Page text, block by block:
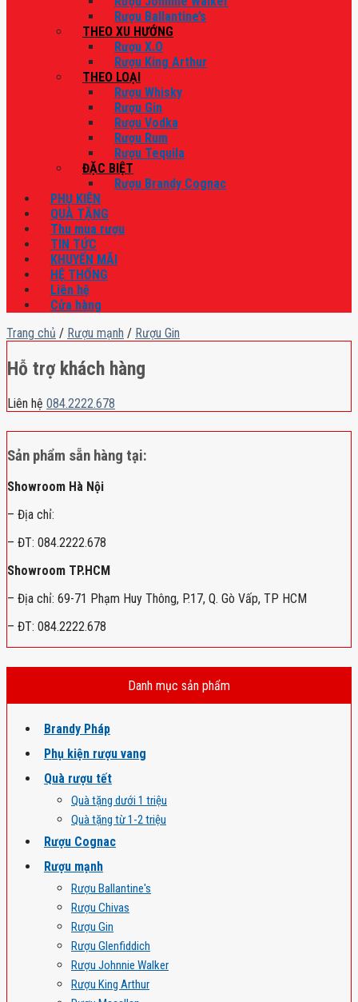
Rượu Ballantine’s
THEO XU HƯỚNG
Rượu X.O
Rượu King Arthur
THEO LOẠI
Rượu Whisky
Rượu Gin
Rượu Vodka
Rượu Rum
Rượu Tequila
ĐẶC BIỆT
Rượu Brandy Cognac
PHỤ KIỆN
QUÀ TẶNG
Thu mua rượu
TIN TỨC
KHUYẾN MÃI
HỆ THỐNG
Liên hệ
Cửa hàng
Trang chủ / Rượu mạnh / Rượu Gin
Hỗ trợ khách hàng
Liên hệ 084.2222.678
Sản phẩm sẵn hàng tại:
Showroom Hà Nội
– Địa chỉ:
– ĐT: 084.2222.678
Showroom TP.HCM
– Địa chỉ: 69-71 Phạm Huy Thông, P.17, Q. Gò Vấp, TP HCM
– ĐT: 084.2222.678
Danh mục sản phẩm
Brandy Pháp
Phụ kiện rượu vang
Quà rượu tết
Quà tặng dưới 1 triệu
Quà tặng từ 1-2 triệu
Rượu Cognac
Rượu mạnh
Rượu Ballantine's
Rượu Chivas
Rượu Gin
Rượu Glenfiddich
Rượu Johnnie Walker
Rượu King Arthur